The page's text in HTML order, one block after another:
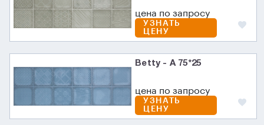
цена по запросу
УЗНАТЬ
ЦЕНУ
Betty - A 75*25
цена по запросу
УЗНАТЬ
ЦЕНУ